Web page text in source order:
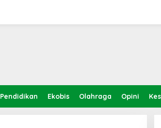
Pendidikan Ekobis Olahraga Opini